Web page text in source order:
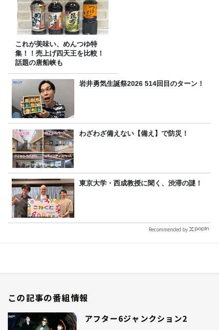
これが美味い、めんつゆ特
集！！売上げ四天王を比較！
話題の唐船峡も
岩井勇気生誕祭2026 514回目のターン！
わざわざ備えない【備え】で防災！
東京大学・西成教授に聞く、渋滞の謎！
Recommended by
この記事の番組情報
アフター6ジャンクション2